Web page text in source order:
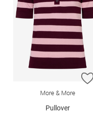
More & More
Pullover